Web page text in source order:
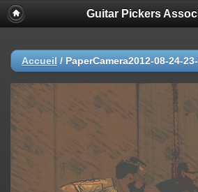
Guitar Pickers
Accueil / PaperCamera2012-08-24-